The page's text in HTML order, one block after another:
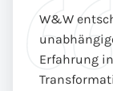
W&W
Erfahrung in